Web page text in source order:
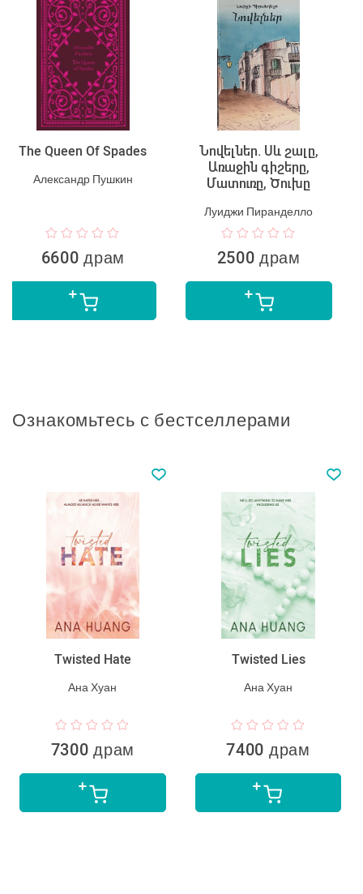
Նովելներ. Սև շալը,
Մատուռը, Ծուխը
2500 драм
Հոգատարության
կապանքներում
5990 драм
Ознакомьтесь с бестселлерами
Twisted Lies
Ана Хуан
7400 драм
Հարուստ հայրիկ,
5990 драм